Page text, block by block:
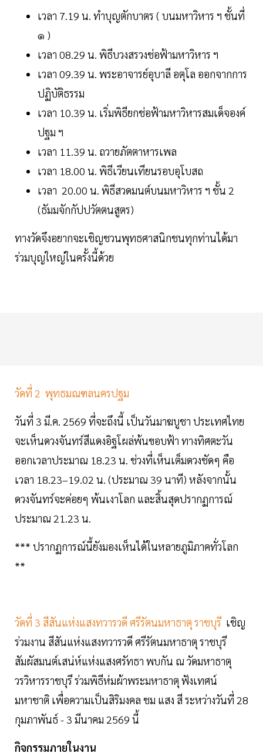
เวลา 7.19 น. ทำบุญตักบาตร ( บนมหาวิหาร ฯ ชั้นที่
๑ )
เวลา 08.29 น. พิธีบวงสรวงช่อฟ้ามหาวิหาร ฯ
เวลา 09.39 น. พระอาจารย์อุบาลี อตุโล ออกจากการ
ปฏิบัติธรรม
เวลา 10.39 น. เริ่มพิธียกช่อฟ้ามหาวิหารสมเด็จองค์
ปฐม ฯ
เวลา 11.39 น. ถวายภัตตาหารเพล
เวลา 18.00 น. พิธีเวียนเทียนรอบอุโบสถ
เวลา 20.00 น. พิธีสวดมนต์บนมหาวิหาร ฯ ชั้น 2
(ธัมมจักกัปปวัตตนสูตร)
ทางวัดจึงอยากจะเชิญชวนพุทธศาสนิกชนทุกท่านได้มา
ร่วมบุญใหญ่ในครั้งนี้ด้วย
วัดที่ 2 พุทธมณฑลนครปฐม
วันที่ 3 มี.ค. 2569 ที่จะถึงนี้ เป็นวันมาฆบูชา ประเทศไทย
จะเห็นดวงจันทร์สีแดงอิฐโผล่พ้นขอบฟ้า ทางทิศตะวัน
ออกเวลาประมาณ 18.23 น. ช่วงที่เห็นเต็มดวงชัดๆ คือ
เวลา 18.23–19.02 น. (ประมาณ 39 นาที) หลังจากนั้น
ดวงจันทร์จะค่อยๆ พ้นเงาโลก และสิ้นสุดปรากฏการณ์
ประมาณ 21.23 น.
*** ปรากฏการณ์นี้ยังมองเห็นได้ในหลายภูมิภาคทั่วโลก
**
วัดที่ 3 สีสันแห่งแสงทวารวดี ศรีรัตนมหาธาตุ ราชบุรี เชิญ
ร่วมงาน สีสันแห่งแสงทวารวดี ศรีรัตนมหาธาตุ ราชบุรี
สัมผัสมนต์เสน่ห์แห่งแสงศรัทธา พบกัน ณ วัดมหาธาตุ
วรวิหารราชบุรี ร่วมพิธีห่มผ้าพระมหาธาตุ ฟังเทศน์
มหาชาติ เพื่อความเป็นสิริมงคล ชม แสง สี ระหว่างวันที่ 28
กุมภาพันธ์ - 3 มีนาคม 2569 นี้
กิจกรรมภายในงาน